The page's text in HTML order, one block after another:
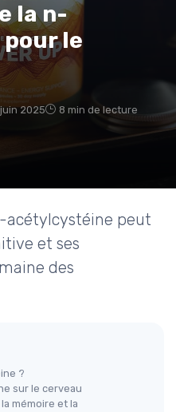
la n-
le
2025 8 min de lecture
acétylcystéine peut
et ses
des
?
sur le cerveau
mémoire et la